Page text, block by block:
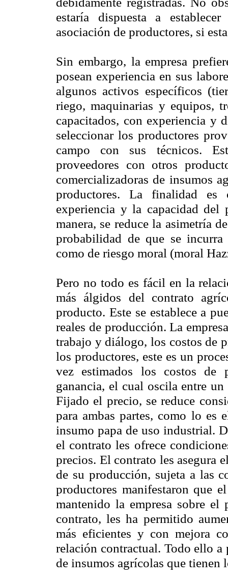
estaría dispuesta a
asociación de productores, si
Sin embargo, la empresa
posean experiencia en sus
algunos activos específicos
riego, maquinarias y equipos,
capacitados, con experiencia y
seleccionar los productores
campo con sus técnicos.
proveedores con otros
comercializadoras de insumos
productores. La finalidad es
experiencia y la capacidad del
manera, se reduce la asimetría
probabilidad de que se
como de riesgo moral (moral
Pero no todo es fácil en la
más álgidos del contrato
producto. Este se establece a
reales de producción. La
trabajo y diálogo, los costos de
los productores, este es un
vez estimados los costos de
ganancia, el cual oscila entre
Fijado el precio, se reduce
para ambas partes, como lo es
insumo papa de uso industrial.
el contrato les ofrece
precios. El contrato les asegura
de su producción, sujeta a las
productores manifestaron que
mantenido la empresa sobre
contrato, les ha permitido
más eficientes y con mejora
relación contractual. Todo ello a
de insumos agrícolas que tienen